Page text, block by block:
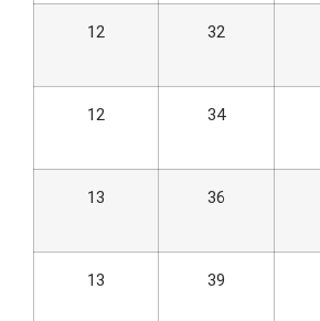
32
12
34
12
36
13
39
13